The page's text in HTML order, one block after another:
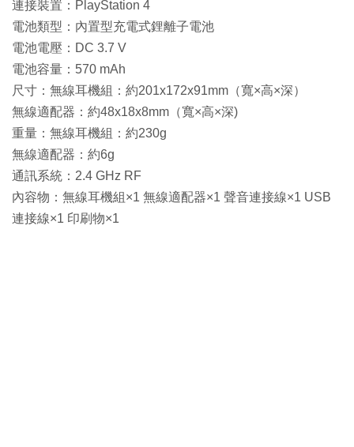
連接裝置：PlayStation 4
電池類型：內置型充電式鋰離子電池
電池電壓：DC 3.7 V
電池容量：570 mAh
尺寸：無線耳機組：約201x172x91mm（寬×高×深）
無線適配器：約48x18x8mm（寬×高×深)
重量：無線耳機組：約230g
無線適配器：約6g
通訊系統：2.4 GHz RF
內容物：無線耳機組×1 無線適配器×1 聲音連接線×1 USB
連接線×1 印刷物×1